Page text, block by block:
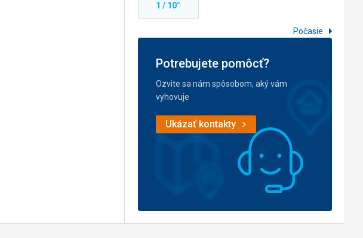
1 / 10°
Počasie
Potrebujete pomôcť?
Ozvite sa nám spôsobom, aký vám
vyhovuje
Ukázať kontakty